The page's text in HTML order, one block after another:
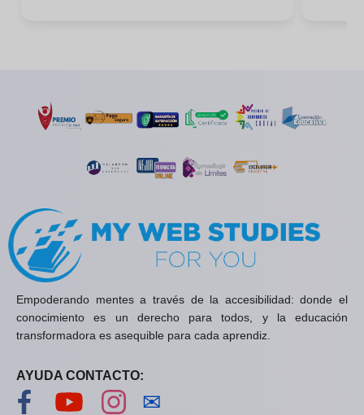
Empoderando mentes a través de la accesibilidad: donde el
conocimiento es un derecho para todos, y la educación
transformadora es asequible para cada aprendiz.
AYUDA CONTACTO:
Visítanos en Facebook
Visítanos en YouTube
Visítanos en Instagram
✉